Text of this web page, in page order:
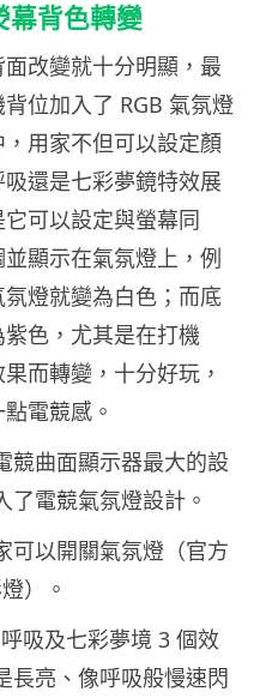
幕背色轉變
改變就十分明顯，最
位加入了 RGB 氣氛燈
用家不但可以設定顏
還是七彩夢鏡特效展
可以設定與螢幕同
顯示在氣氛燈上，例
燈就變為白色；而底
色，尤其是在打機
而轉變，十分好玩，
電競感。
曲面顯示器最大的設
了電競氣氛燈設計。
以開關氣氛燈（官方
）。
吸及七彩夢境 3 個效
長亮、像呼吸般慢速閃